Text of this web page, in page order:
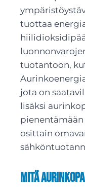
tuottaa
tuotantoon,
jota on
lisäksi
pienentämään
osittain
Mitä